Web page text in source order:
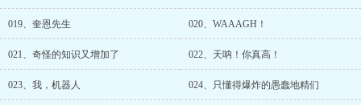
019、奎恩先生 020、WAAAGH！
021、奇怪的知识又增加了 022、天呐！你真高！
023、我，机器人 024、只懂得爆炸的愚蠢地精们